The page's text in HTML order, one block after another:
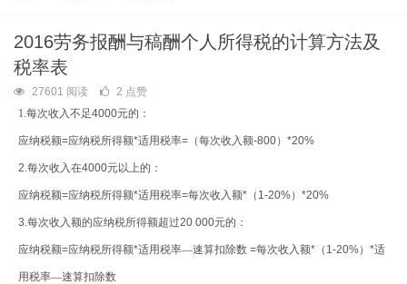
2016劳务报酬与稿酬个人所得税的计算方法及
税率表
27601 阅读
2 点赞
1. 每次收入不足4000元的：
应纳税额=应纳税所得额*适用税率=（每次收入额-800） *20%
2. 每次收入在4000元以上的：
应纳税额=应纳税所得额*适用税率=每次收入额*（ 1-20%） *20%
3. 每次收入额的应纳税所得额超过20 000元的：
应纳税额=应纳税所得额*适用税率—速算扣除数=每次收入额*（ 1-20%） *适
用税率—速算扣除数